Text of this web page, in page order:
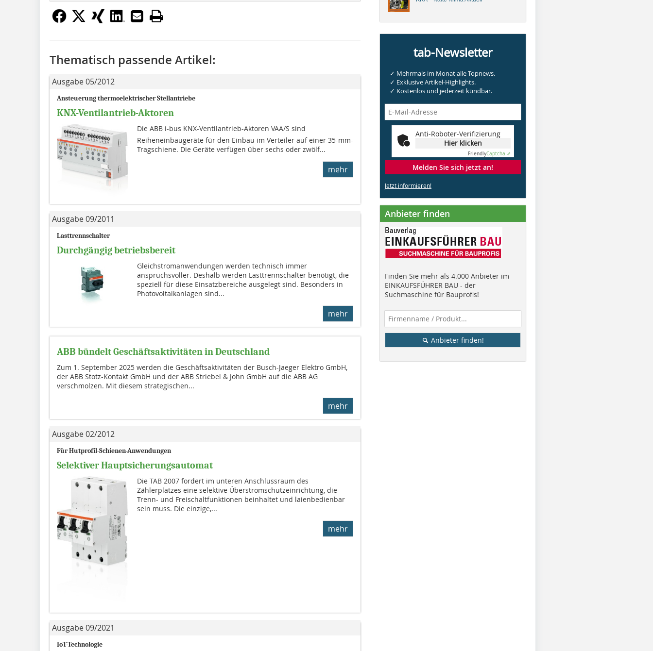
Thematisch passende Artikel:
Ausgabe 05/2012
Ansteuerung thermoelektrischer Stellantriebe
KNX-Ventilantrieb-Aktoren
Die ABB i-bus KNX-Ventilantrieb-Aktoren VAA/S sind
Reiheneinbaugeräte für den Einbau im Verteiler auf einer 35-mm-
Tragschiene. Die Geräte verfügen über sechs oder zwölf...
mehr
Ausgabe 09/2011
Lasttrennschalter
Durchgängig betriebsbereit
Gleichstromanwendungen werden technisch immer
anspruchsvoller. Deshalb werden Lasttrennschalter benötigt, die
speziell für diese Einsatzbereiche ausgelegt sind. Besonders in
Photovoltaikanlagen sind...
mehr
ABB bündelt Geschäftsaktivitäten in Deutschland
Zum 1. September 2025 werden die Geschäftsaktivitäten der Busch-Jaeger Elektro GmbH,
der ABB Stotz-Kontakt GmbH und der ABB Striebel & John GmbH auf die ABB AG
verschmolzen. Mit diesem strategischen...
mehr
Ausgabe 02/2012
Für Hutprofil-Schienen-Anwendungen
Selektiver Hauptsicherungsautomat
Die TAB 2007 fordert im unteren Anschlussraum des
Zählerplatzes eine selektive Überstromschutzeinrichtung, die
Trenn- und Freischaltfunktionen beinhaltet und laienbedienbar
sein muss. Die einzige,...
mehr
Ausgabe 09/2021
IoT-Technologie
tab-Newsletter
✓ Mehrmals im Monat alle Topnews.
✓ Exklusive Artikel-Highlights.
✓ Kostenlos und jederzeit kündbar.
Anti-Roboter-Verifizierung
Hier klicken
FriendlyCaptcha ⇗
Melden Sie sich jetzt an!
Jetzt informieren!
Anbieter finden
Finden Sie mehr als 4.000 Anbieter im
EINKAUFSFÜHRER BAU - der
Suchmaschine für Bauprofis!
Anbieter finden!